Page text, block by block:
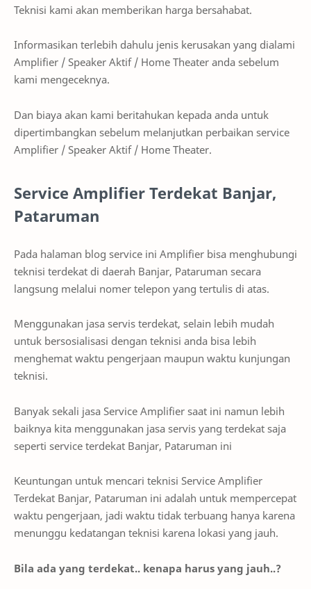
Teknisi kami akan memberikan harga bersahabat.
Informasikan terlebih dahulu jenis kerusakan yang dialami
Amplifier / Speaker Aktif / Home Theater anda sebelum
kami mengeceknya.
Dan biaya akan kami beritahukan kepada anda untuk
dipertimbangkan sebelum melanjutkan perbaikan service
Amplifier / Speaker Aktif / Home Theater.
Service Amplifier Terdekat Banjar,
Pataruman
Pada halaman blog service ini Amplifier bisa menghubungi
teknisi terdekat di daerah Banjar, Pataruman secara
langsung melalui nomer telepon yang tertulis di atas.
Menggunakan jasa servis terdekat, selain lebih mudah
untuk bersosialisasi dengan teknisi anda bisa lebih
menghemat waktu pengerjaan maupun waktu kunjungan
teknisi.
Banyak sekali jasa Service Amplifier saat ini namun lebih
baiknya kita menggunakan jasa servis yang terdekat saja
seperti service terdekat Banjar, Pataruman ini
Keuntungan untuk mencari teknisi Service Amplifier
Terdekat Banjar, Pataruman ini adalah untuk mempercepat
waktu pengerjaan, jadi waktu tidak terbuang hanya karena
menunggu kedatangan teknisi karena lokasi yang jauh.
Bila ada yang terdekat.. kenapa harus yang jauh..?